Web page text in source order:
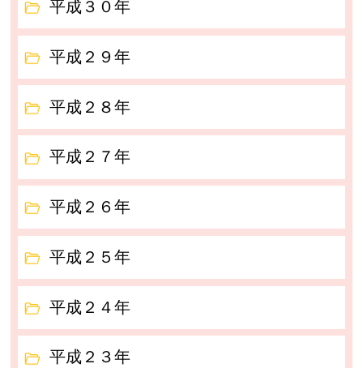
平成３０年
平成２９年
平成２８年
平成２７年
平成２６年
平成２５年
平成２４年
平成２３年